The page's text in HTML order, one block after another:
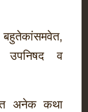
उपनिषद व
अनेक कथा